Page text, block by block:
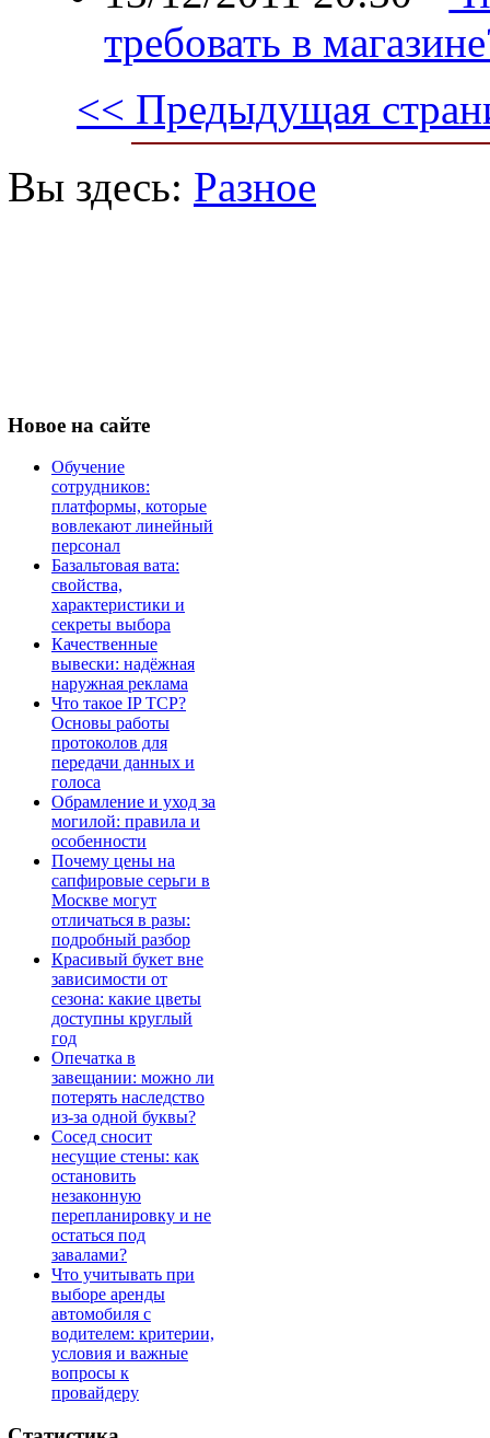
требовать в
<< Предыдущая
Вы здесь: Разное
Новое на сайте
Обучение
сотрудников:
платформы, которые
вовлекают линейный
персонал
Базальтовая вата:
свойства,
характеристики и
секреты выбора
Качественные
вывески: надёжная
наружная реклама
Что такое IP TCP?
Основы работы
протоколов для
передачи данных и
голоса
Обрамление и уход за
могилой: правила и
особенности
Почему цены на
сапфировые серьги в
Москве могут
отличаться в разы:
подробный разбор
Красивый букет вне
зависимости от
сезона: какие цветы
доступны круглый
год
Опечатка в
завещании: можно ли
потерять наследство
из-за одной буквы?
Сосед сносит
несущие стены: как
остановить
незаконную
перепланировку и не
остаться под
завалами?
Что учитывать при
выборе аренды
автомобиля с
водителем: критерии,
условия и важные
вопросы к
провайдеру